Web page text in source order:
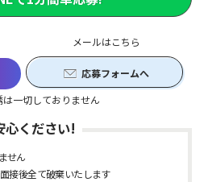
メールはこちら
応募フォームへ
一切しておりません
心ください!
せん
接後全て破棄いたします